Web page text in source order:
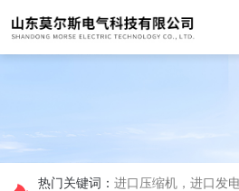
热门关键词：进口压缩机，进口发